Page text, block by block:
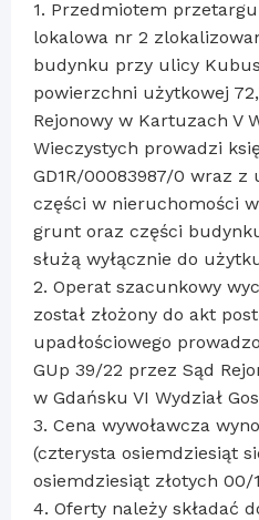
1. Przedmiotem
lokalowa nr 2
budynku przy ulicy
powierzchni użytkowej
Rejonowy w Kartuzach V
Wieczystych prowadzi
GD1R/00083987/0 wraz z
części w nieruchomości
grunt oraz części
służą wyłącznie do
2. Operat szacunkowy
został złożony do akt
upadłościowego
GUp 39/22 przez Sąd
w Gdańsku VI Wydział
3. Cena wywoławcza
(czterysta osiemdziesiąt
osiemdziesiąt złotych 00/
4. Oferty należy składać